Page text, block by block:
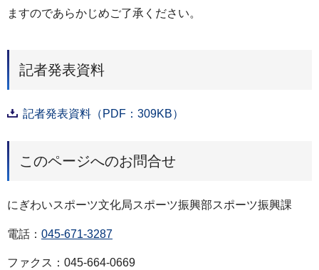
ますのであらかじめご了承ください。
記者発表資料
記者発表資料（PDF：309KB）
このページへのお問合せ
にぎわいスポーツ文化局スポーツ振興部スポーツ振興課
電話： 045-671-3287
ファクス：045-664-0669